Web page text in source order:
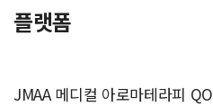
플랫폼
JMAA 메디컬 아로마테라피